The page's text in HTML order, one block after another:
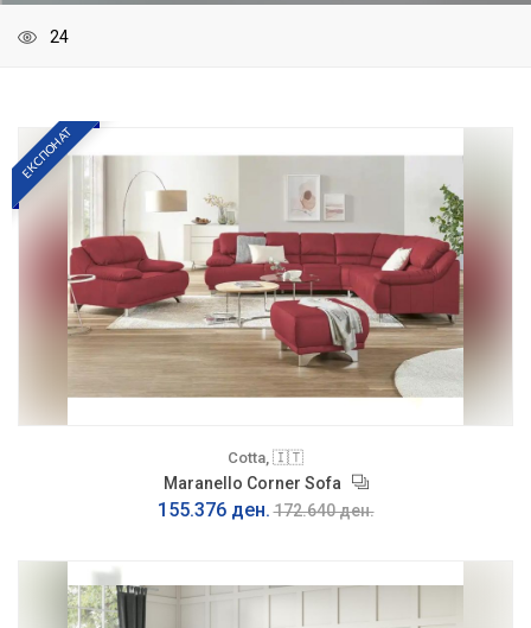
ЕКСПОНАТ
Cotta, 🇮🇹
Maranello Corner Sofa
155.376 ден. 172.640 ден.